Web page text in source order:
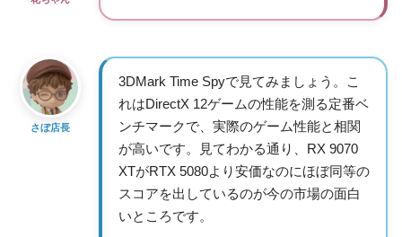
さぼ店長
3DMark Time Spyで見てみましょう。こ
れはDirectX 12ゲームの性能を測る定番ベ
ンチマークで、実際のゲーム性能と相関
が高いです。見てわかる通り、RX 9070
XTがRTX 5080より安価なのにほぼ同等の
スコアを出しているのが今の市場の面白
いところです。